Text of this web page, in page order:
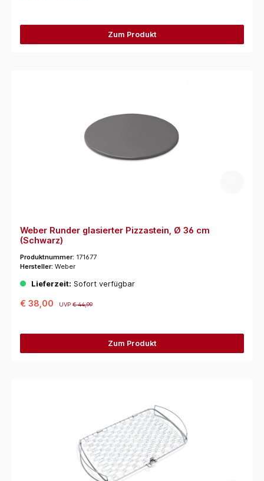
Zum Produkt
Weber Runder glasierter Pizzastein, Ø 36 cm
(Schwarz)
Produktnummer: 171677
Hersteller: Weber
Lieferzeit: Sofort verfügbar
€ 38,00 UVP€ 44,99
Zum Produkt